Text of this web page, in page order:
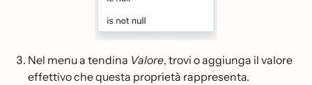
Nel menu a tendina Valore, trovi o aggiunga il valore
effettivo che questa proprietà rappresenta.